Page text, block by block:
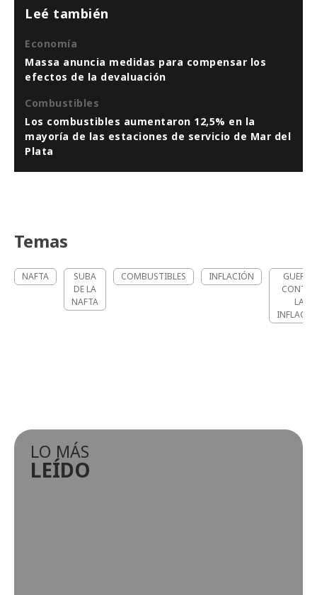
Leé también
Economía
Massa anuncia medidas para compensar los
efectos de la devaluación
Combustibles
Los combustibles aumentaron 12,5% en la
mayoría de las estaciones de servicio de Mar del
Plata
Temas
NAFTA
SUBA
DE LA
NAFTA
COMBUSTIBLES INFLACIÓN
GUERRA
CONTRA
LA
LO MÁS
LEÍDO